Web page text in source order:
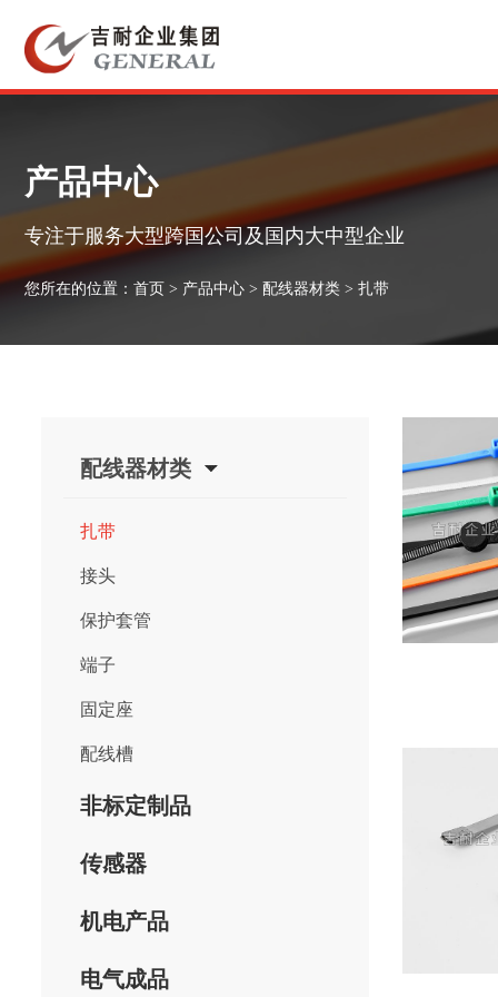
产品中心
专注于服务大型跨国公司及国内大中型企业
您所在的位置： 首页 > 产品中心 > 配线器材类 > 扎带
配线器材类
扎带
接头
保护套管
端子
固定座
配线槽
非标定制品
传感器
机电产品
电气成品